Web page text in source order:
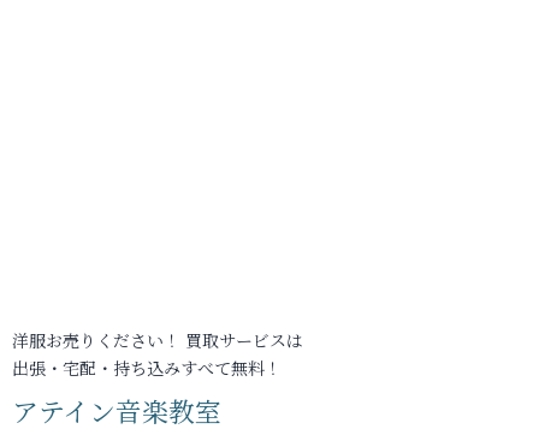
洋服お売りください！ 買取サービスは
出張・宅配・持ち込みすべて無料！
アテイン音楽教室